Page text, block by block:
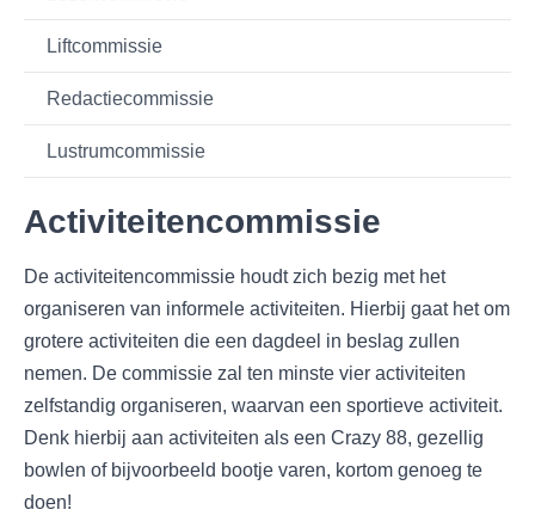
Liftcommissie
Redactiecommissie
Lustrumcommissie
Activiteitencommissie
De activiteitencommissie houdt zich bezig met het
organiseren van informele activiteiten. Hierbij gaat het om
grotere activiteiten die een dagdeel in beslag zullen
nemen. De commissie zal ten minste vier activiteiten
zelfstandig organiseren, waarvan een sportieve activiteit.
Denk hierbij aan activiteiten als een Crazy 88, gezellig
bowlen of bijvoorbeeld bootje varen, kortom genoeg te
doen!